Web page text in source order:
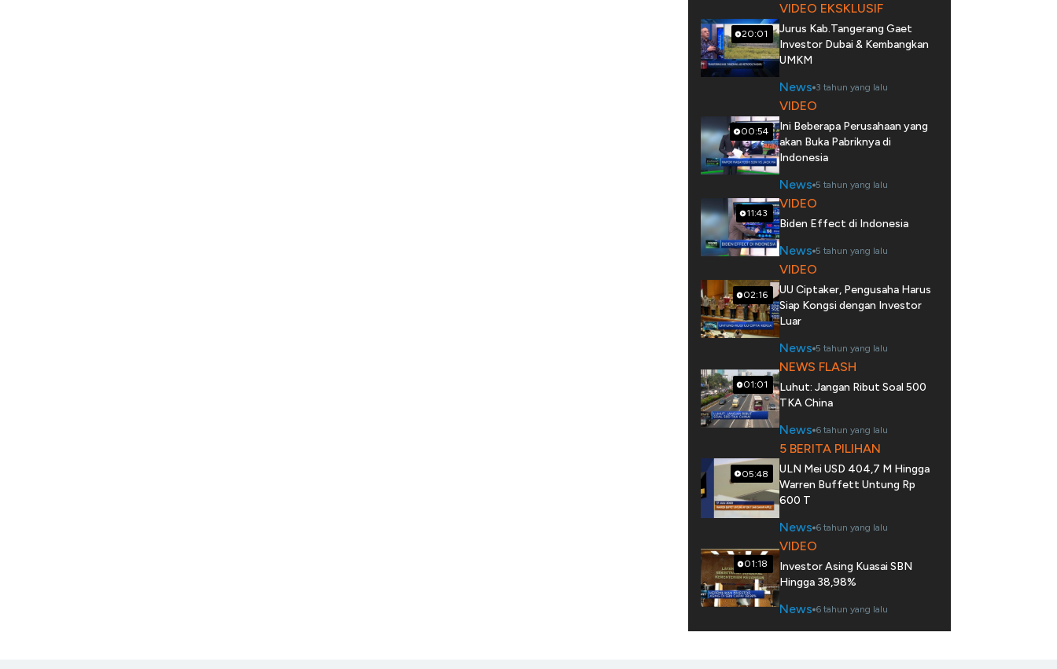
20:01
VIDEO EKSKLUSIF
Jurus Kab.Tangerang Gaet
Investor Dubai & Kembangkan
UMKM
News 3 tahun yang lalu
00:54
VIDEO
Ini Beberapa Perusahaan yang
akan Buka Pabriknya di
Indonesia
News 5 tahun yang lalu
11:43
VIDEO
Biden Effect di Indonesia
News 5 tahun yang lalu
02:16
VIDEO
UU Ciptaker, Pengusaha Harus
Siap Kongsi dengan Investor
Luar
News 5 tahun yang lalu
01:01
NEWS FLASH
Luhut: Jangan Ribut Soal 500
TKA China
News 6 tahun yang lalu
05:48
5 BERITA PILIHAN
ULN Mei USD 404,7 M Hingga
Warren Buffett Untung Rp
600 T
News 6 tahun yang lalu
01:18
VIDEO
Investor Asing Kuasai SBN
Hingga 38,98%
News 6 tahun yang lalu